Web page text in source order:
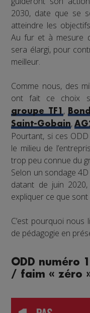
2030, date que se
atteindre les
Au fur et à mesure
sera élargi, pour
meilleur.
Comme nous, des
ont fait ce choix
groupe TF1 ,
Saint-Gobain,
Pourtant, si ces
le milieu de
trop peu connue du
Selon un sondage
datant de juin
expliquer ce que sont
C’est pourquoi
de pédagogie en
ODD numéro
/ faim « zéro